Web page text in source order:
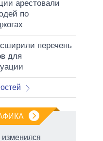
арестовали
по
перечень
для
изменился